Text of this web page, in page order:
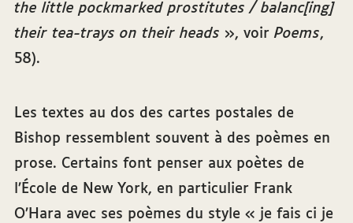
the little pockmarked prostitutes / balanc[ing]
their tea-trays on their heads », voir Poems,
58).
Les textes au dos des cartes postales de
Bishop ressemblent souvent à des poèmes en
prose. Certains font penser aux poètes de
l’École de New York, en particulier Frank
O’Hara avec ses poèmes du style « je fais ci je